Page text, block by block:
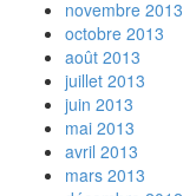
novembre 2013
octobre 2013
août 2013
juillet 2013
juin 2013
mai 2013
avril 2013
mars 2013